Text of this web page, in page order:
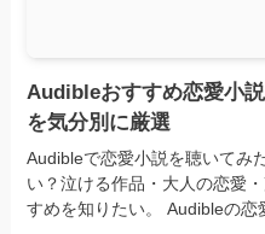
Audibleおすすめ恋愛小
を気分別に厳選
Audibleで恋愛小説を聴いてみ
い？泣ける作品・大人の恋愛
すめを知りたい。 Audibleの恋